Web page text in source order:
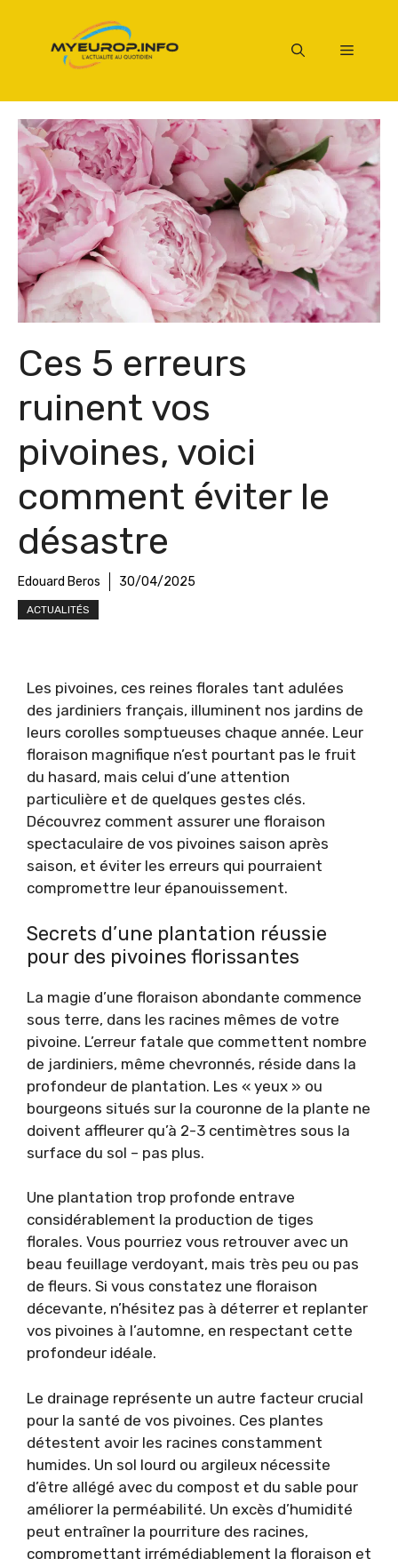
contenu
Menu
Ces 5 erreurs
ruinent vos
pivoines, voici
comment éviter le
désastre
Edouard Beros 30/04/2025
ACTUALITÉS
Les pivoines, ces reines florales tant adulées
des jardiniers français, illuminent nos jardins de
leurs corolles somptueuses chaque année. Leur
floraison magnifique n’est pourtant pas le fruit
du hasard, mais celui d’une attention
particulière et de quelques gestes clés.
Découvrez comment assurer une floraison
spectaculaire de vos pivoines saison après
saison, et éviter les erreurs qui pourraient
compromettre leur épanouissement.
Secrets d’une plantation réussie
pour des pivoines florissantes
La magie d’une floraison abondante commence
sous terre, dans les racines mêmes de votre
pivoine. L’erreur fatale que commettent nombre
de jardiniers, même chevronnés, réside dans la
profondeur de plantation. Les « yeux » ou
bourgeons situés sur la couronne de la plante ne
doivent affleurer qu’à 2-3 centimètres sous la
surface du sol – pas plus.
Une plantation trop profonde entrave
considérablement la production de tiges
florales. Vous pourriez vous retrouver avec un
beau feuillage verdoyant, mais très peu ou pas
de fleurs. Si vous constatez une floraison
décevante, n’hésitez pas à déterrer et replanter
vos pivoines à l’automne, en respectant cette
profondeur idéale.
Le drainage représente un autre facteur crucial
pour la santé de vos pivoines. Ces plantes
détestent avoir les racines constamment
humides. Un sol lourd ou argileux nécessite
d’être allégé avec du compost et du sable pour
améliorer la perméabilité. Un excès d’humidité
peut entraîner la pourriture des racines,
compromettant irrémédiablement la floraison et